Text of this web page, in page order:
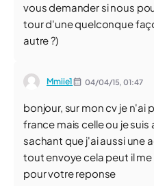
vous demander si nous
tour d'une quelconque
autre ?)
Mmiie1 04/04/15,01:47
bonjour, sur mon cv je n'ai
france mais celle ou je
sachant que j'ai aussi une
tout envoye cela peut il
pour votre reponse